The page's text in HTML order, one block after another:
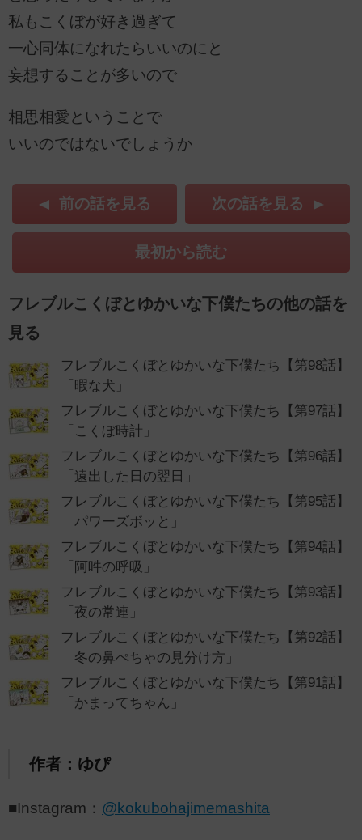
私もこくぼが好き過ぎて
一心同体になれたらいいのにと
妄想することが多いので
相思相愛ということで
いいのではないでしょうか
前の話を見る 次の話を見る
最初から読む
フレブルこくぼとゆかいな下僕たちの他の話を
見る
フレブルこくぼとゆかいな下僕たち【第98話】
「暇な犬」
フレブルこくぼとゆかいな下僕たち【第97話】
「こくぼ時計」
フレブルこくぼとゆかいな下僕たち【第96話】
「遠出した日の翌日」
フレブルこくぼとゆかいな下僕たち【第95話】
「パワーズボッと」
フレブルこくぼとゆかいな下僕たち【第94話】
「阿吽の呼吸」
フレブルこくぼとゆかいな下僕たち【第93話】
「夜の常連」
フレブルこくぼとゆかいな下僕たち【第92話】
「冬の鼻ぺちゃの見分け方」
フレブルこくぼとゆかいな下僕たち【第91話】
「かまってちゃん」
作者：ゆぴ
■Instagram： @kokubohajimemashita